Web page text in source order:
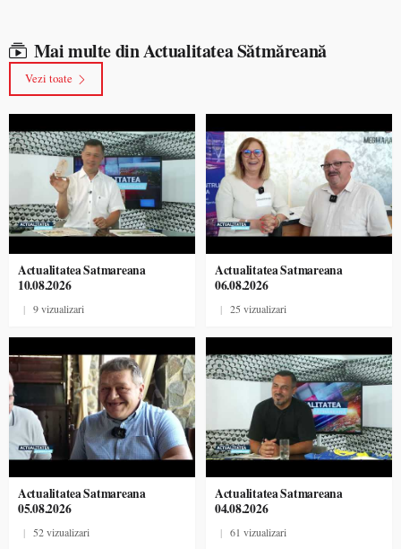
Mai multe din Actualitatea Sătmăreană
Vezi toate
Actualitatea Satmareana
10.08.2026
| 9 vizualizari
Actualitatea Satmareana
06.08.2026
| 25 vizualizari
Actualitatea Satmareana
05.08.2026
| 52 vizualizari
Actualitatea Satmareana
04.08.2026
| 61 vizualizari